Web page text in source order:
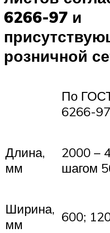
6266-97 и
розничной
По
6266-97
Длина,
мм
2000 –
шагом
Ширина,
мм
600;